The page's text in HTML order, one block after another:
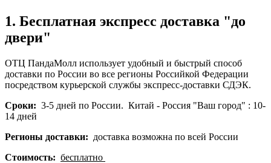
1. Бесплатная экспресс доставка "до
двери"
ОТЦ ПандаМолл использует удобный и быстрый способ
доставки по России во все регионы Российкой Федерации
посредством курьерской службы экспресс-доставки СДЭК.
Сроки: 3-5 дней по России. Китай - Россия "Ваш город" : 10-
14 дней
Регионы доставки: доставка возможна по всей России
Стоимость: бесплатно